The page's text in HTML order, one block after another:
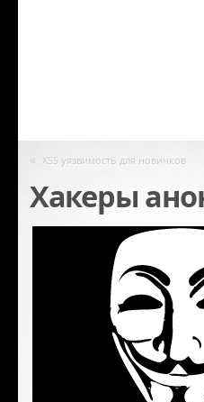
« XSS уязвимость для новичков
Хакеры